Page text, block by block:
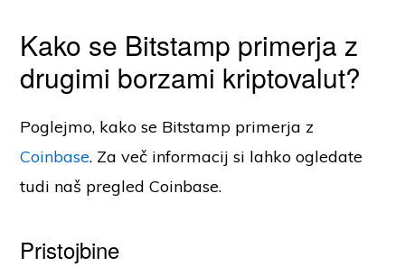
Kako se Bitstamp primerja z
drugimi borzami kriptovalut?
Poglejmo, kako se Bitstamp primerja z
Coinbase. Za več informacij si lahko ogledate
tudi naš pregled Coinbase.
Pristojbine